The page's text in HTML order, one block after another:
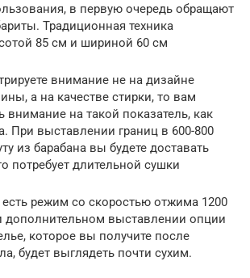
в первую очередь обращают
Традиционная техника
85 см и шириной 60 см
внимание не на дизайне
а на качестве стирки, то вам
внимание на такой показатель, как
При выставлении границ в 600-800
из барабана вы будете доставать
потребует длительной сушки
режим со скоростью отжима 1200
дополнительном выставлении опции
которое вы получите после
будет выглядеть почти сухим.